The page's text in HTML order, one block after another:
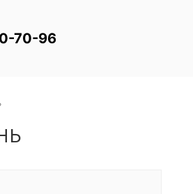
70-96